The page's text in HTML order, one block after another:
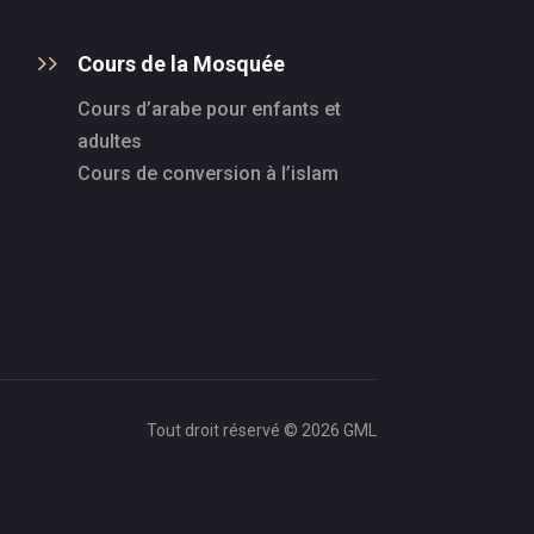
Cours de la Mosquée
Cours d’arabe pour enfants et
adultes
Cours de conversion à l’islam
Tout droit réservé © 2026 GML